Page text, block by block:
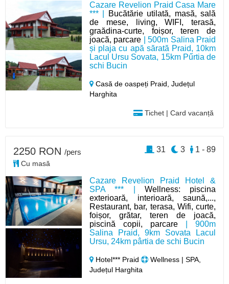
Cazare Revelion Praid Casa Mare
*** |
Bucătărie utilată, masă, sală
de mese, living, WIFI, terasă,
graădina-curte, foișor, teren de
joacă, parcare | 500m Salina Praid
și plaja cu apă sărată Praid, 10km
Lacul Ursu Sovata, 15km Pűrtia de
schi Bucin
Casă de oaspeți Praid,Județul
Harghita
Tichet | Card vacanță
Cazare Revelion Praid Hotel &
SPA *** | Wellness: piscina
exterioară, interioară, saună,...,
Restaurant, bar, terasa, Wifi, curte,
foișor, grătar, teren de joacă,
piscină copii, parcare | 900m
Salina Praid, 9km Sovata Lacul
Ursu, 24km pârtia de schi Bucin
Hotel*** Praid
Wellness | SPA,
Județul Harghita
2250 RON /pers
Cu masă
1 - 89
3
31